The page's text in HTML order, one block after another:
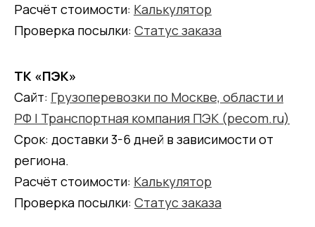
Расчёт стоимости: Калькулятор
Проверка посылки: Статус заказа
ТК «ПЭК»
Сайт: Грузоперевозки по Москве, области и
РФ | Транспортная компания ПЭК (pecom.ru)
Срок: доставки 3-6 дней в зависимости от
региона.
Расчёт стоимости: Калькулятор
Проверка посылки: Статус заказа